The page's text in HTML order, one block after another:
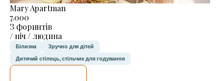
Mary Apartman
7.000
З форинтів
/ ніч / людина
Білизна Зручно для дітей
Дитячий стілець, стільчик для годування